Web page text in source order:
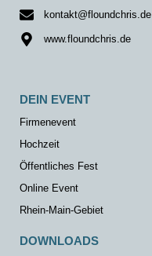
kontakt@floundchris.de
www.floundchris.de
DEIN EVENT
Firmenevent
Hochzeit
Öffentliches Fest
Online Event
Rhein-Main-Gebiet
DOWNLOADS